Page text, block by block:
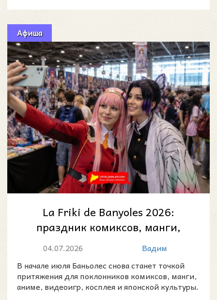
Афиша
La Friki de Banyoles 2026:
праздник комиксов, манги,
косплея и поп-культуры у
озера Баньол...
04.07.2026
Вадим
В начале июля Баньолес снова станет точкой
притяжения для поклонников комиксов, манги,
аниме, видеоигр, косплея и японской культуры.